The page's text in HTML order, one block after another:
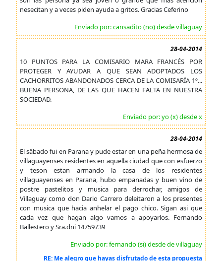
nesecitan y a veces piden ayuda a gritos. Gracias Ceferino
Enviado por: cansadito (no) desde villaguay
28-04-2014
10 PUNTOS PARA LA COMISARIO MARA FRANCÉS POR
PROTEGER Y AYUDAR A QUE SEAN ADOPTADOS LOS
CACHORRITOS ABANDONADOS CERCA DE LA COMISARÍA 1º...
BUENA PERSONA, DE LAS QUE HACEN FALTA EN NUESTRA
SOCIEDAD.
Enviado por: yo (x) desde x
28-04-2014
El säbado fui en Parana y pude estar en una peña hermosa de
villaguayenses residentes en aquella ciudad que con esfuerzo
y teson estan armando la casa de los residentes
villaguayenses en Parana, hubo empanadas y buen vino de
postre pastelitos y musica para derrochar, amigos de
Villaguay como don Dario Carrero deleitaron a los presentes
con musica que hacia anhelar el pago chico. Sigan asi que
cada vez que hagan algo vamos a apoyarlos. Fernando
Ballestero y Sra.dni 14759739
Enviado por: fernando (si) desde de villaguay
RE: Me alegro que hayas disfrutado de esta propuesta